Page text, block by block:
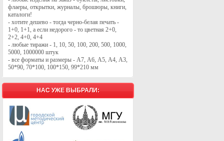
флаеры, открытки, журналы, брошюры, книги,
каталоги!
- хотите дешево - тогда черно-белая печать -
1+0, 1+1, а если недорого - то цветная 2+0,
2+2, 4+0, 4+4
- любые тиражи - 1, 10, 50, 100, 200, 500, 1000,
5000, 1000000 штук
- все форматы и размеры - А7, А6, А5, А4, А3,
50*90, 70*100, 100*150, 99*210 мм
НАС УЖЕ ВЫБРАЛИ: